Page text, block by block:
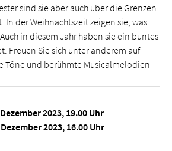
sind sie aber auch über die Grenzen
In der Weihnachtszeit zeigen sie, was
in diesem Jahr haben sie ein buntes
Freuen Sie sich unter anderem auf
Töne und berühmte Musicalmelodien
2023, 19.00 Uhr
2023, 16.00 Uhr